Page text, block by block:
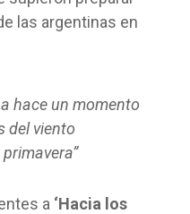
las argentinas en
hace un momento
del viento
a ‘Hacia los